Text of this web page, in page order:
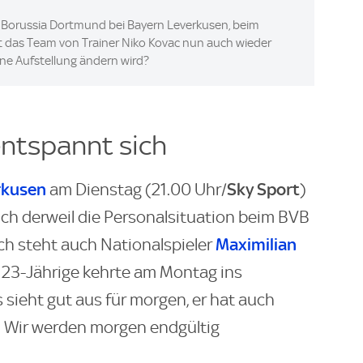
Dortmund bei Bayern Leverkusen, beim
Team von Trainer Niko Kovac nun auch wieder
Aufstellung ändern wird?
sich
am Dienstag (21.00 Uhr/Sky Sport)
derweil die Personalsituation beim BVB
steht auch NationalspielerMaximilian
Jährige kehrte am Montag ins
gut aus für morgen, er hat auch
werden morgen endgültig